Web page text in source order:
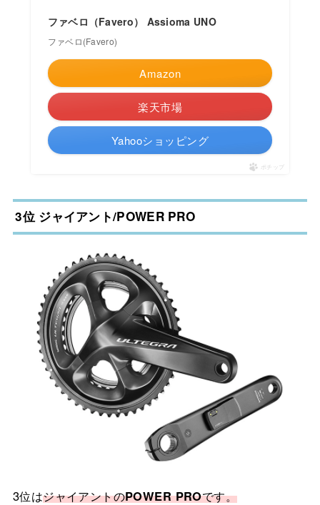
ファベロ（Favero） Assioma UNO
ファベロ(Favero)
Amazon
楽天市場
Yahooショッピング
ポチップ
3位 ジャイアント/POWER PRO
3位はジャイアントのPOWER PROです。